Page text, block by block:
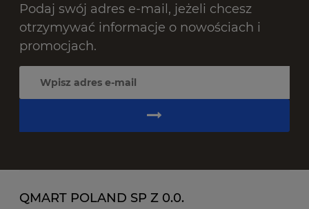
Podaj swój adres e-mail, jeżeli chcesz
otrzymywać informacje o nowościach i
promocjach.
QMART POLAND SP Z 0.0.